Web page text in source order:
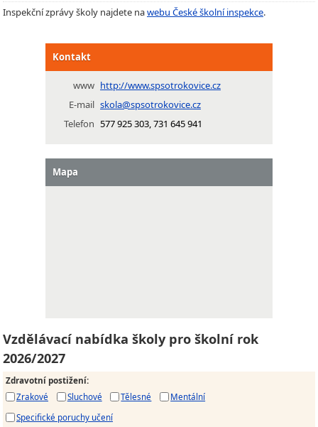
Inspekční zprávy školy najdete nawebu České školní inspekce.
Kontakt
www http://www.spsotrokovice.cz
E-mail skola@spsotrokovice.cz
Telefon 577 925 303, 731 645 941
Mapa
Vzdělávací nabídka školy pro školní rok
2026/2027
Zdravotní postižení:
Zrakové
Sluchové Tělesné
Mentální
Specifické poruchy učení